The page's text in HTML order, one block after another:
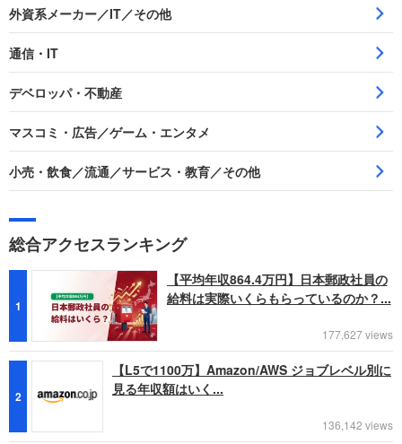
外資系メーカー／IT／その他
通信・IT
デベロッパ・不動産
マスコミ・広告／ゲーム・エンタメ
小売・飲食／流通／サービス・教育／その他
総合アクセスランキング
1
【平均年収864.4万円】日本郵政社員の
給料は実際いくらもらっているのか？...
177,627 views
2
【L5で1100万】Amazon/AWS ジョブレベル別に
見る年収額はいく...
136,142 views